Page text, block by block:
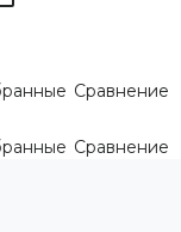
Сравнение
Сравнение